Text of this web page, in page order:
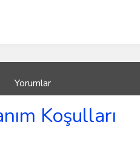
Yorumlar
Koşulları